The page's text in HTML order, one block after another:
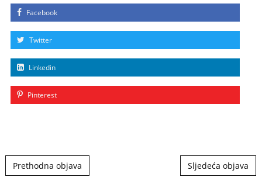
Facebook
Twitter
Linkedin
Pinterest
Post navigation
Prethodna objava Sljedeća objava